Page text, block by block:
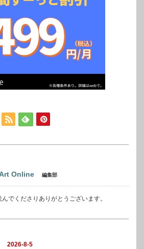
Online 編集部
でくださりありがとうございます。
2026-8-5